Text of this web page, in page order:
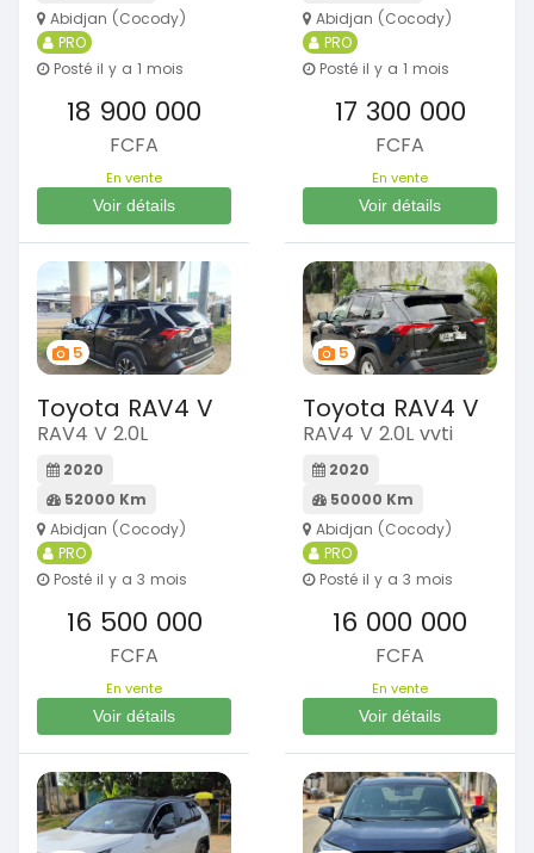
Abidjan (Cocody)
PRO
Posté il y a 1 mois
18 900 000
FCFA
En vente
Voir détails
Abidjan (Cocody)
PRO
Posté il y a 1 mois
17 300 000
FCFA
En vente
Voir détails
5
Toyota RAV4 V
RAV4 V 2.0L
2020
52000 Km
Abidjan (Cocody)
PRO
Posté il y a 3 mois
16 500 000
FCFA
En vente
Voir détails
5
Toyota RAV4 V
RAV4 V 2.0L vvti
2020
50000 Km
Abidjan (Cocody)
PRO
Posté il y a 3 mois
16 000 000
FCFA
En vente
Voir détails